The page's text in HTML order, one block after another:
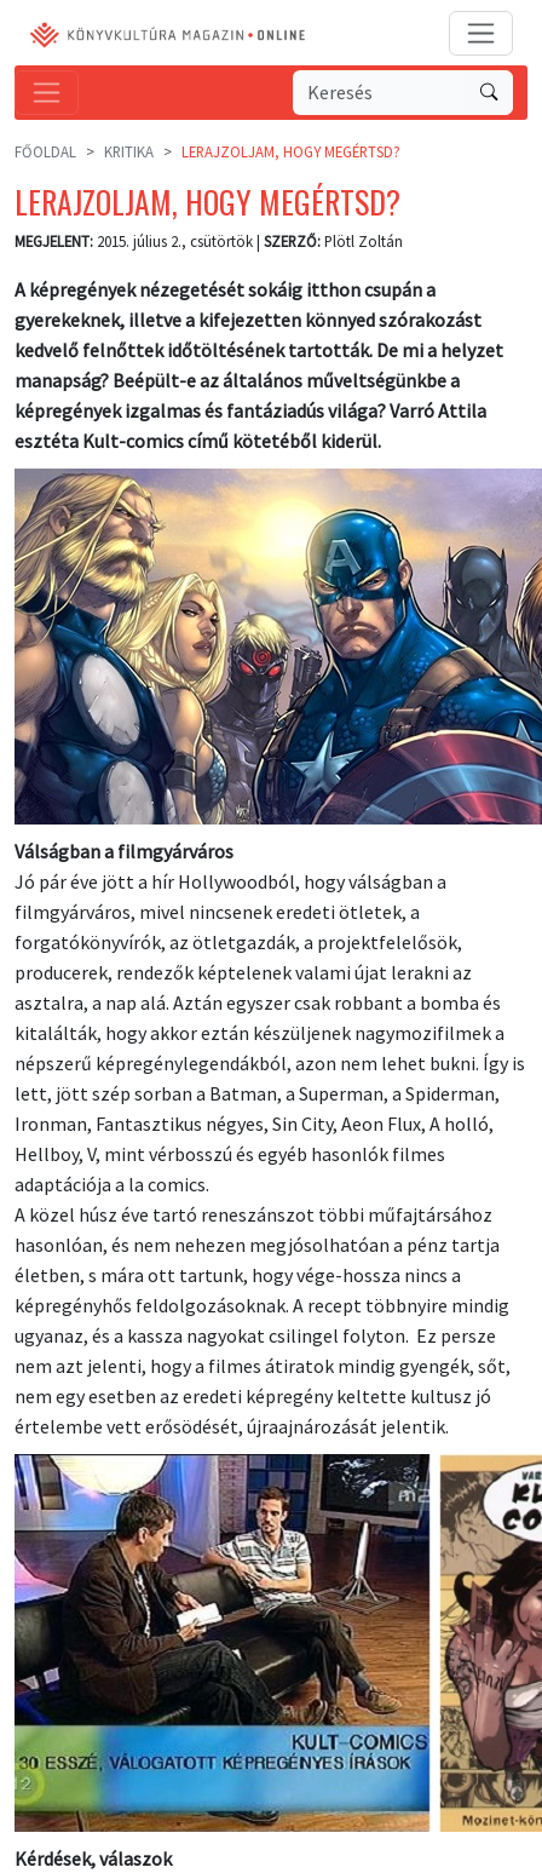
FŐOLDAL KRITIKA LERAJZOLJAM, HOGY MEGÉRTSD?
LERAJZOLJAM, HOGY MEGÉRTSD?
MEGJELENT: 2015. július 2., csütörtök | SZERZŐ:Plötl Zoltán
A képregények nézegetését sokáig itthon csupán a
gyerekeknek, illetve a kifejezetten könnyed szórakozást
kedvelő felnőttek időtöltésének tartották. De mi a helyzet
manapság? Beépült-e az általános műveltségünkbe a
képregények izgalmas és fantáziadús világa? Varró Attila
esztéta Kult-comics című kötetéből kiderül.
Válságban a filmgyárváros
Jó pár éve jött a hír Hollywoodból, hogy válságban a
filmgyárváros, mivel nincsenek eredeti ötletek, a
forgatókönyvírók, az ötletgazdák, a projektfelelősök,
producerek, rendezők képtelenek valami újat lerakni az
asztalra, a nap alá. Aztán egyszer csak robbant a bomba és
kitalálták, hogy akkor eztán készüljenek nagymozifilmek a
népszerű képregénylegendákból, azon nem lehet bukni. Így is
lett, jött szép sorban a Batman, a Superman, a Spiderman,
Ironman, Fantasztikus négyes, Sin City, Aeon Flux, A holló,
Hellboy, V, mint vérbosszú és egyéb hasonlók filmes
adaptációja a la comics.
A közel húsz éve tartó reneszánszot többi műfajtársához
hasonlóan, és nem nehezen megjósolhatóan a pénz tartja
életben, s mára ott tartunk, hogy vége-hossza nincs a
képregényhős feldolgozásoknak. A recept többnyire mindig
ugyanaz, és a kassza nagyokat csilingel folyton. Ez persze
nem azt jelenti, hogy a filmes átiratok mindig gyengék, sőt,
nem egy esetben az eredeti képregény keltette kultusz jó
értelembe vett erősödését, újraajnározását jelentik.
Kérdések, válaszok